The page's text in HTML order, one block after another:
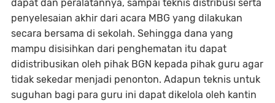
dapat dan peralatannya, sampai teknis distribusi serta
penyelesaian akhir dari acara MBG yang dilakukan
secara bersama di sekolah. Sehingga dana yang
mampu disisihkan dari penghematan itu dapat
didistribusikan oleh pihak BGN kepada pihak guru agar
tidak sekedar menjadi penonton. Adapun teknis untuk
suguhan bagi para guru ini dapat dikelola oleh kantin